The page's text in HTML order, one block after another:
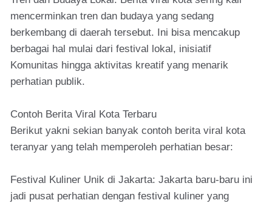
mencerminkan tren dan budaya yang sedang
berkembang di daerah tersebut. Ini bisa mencakup
berbagai hal mulai dari festival lokal, inisiatif
Komunitas hingga aktivitas kreatif yang menarik
perhatian publik.
Contoh Berita Viral Kota Terbaru
Berikut yakni sekian banyak contoh berita viral kota
teranyar yang telah memperoleh perhatian besar:
Festival Kuliner Unik di Jakarta: Jakarta baru-baru ini
jadi pusat perhatian dengan festival kuliner yang